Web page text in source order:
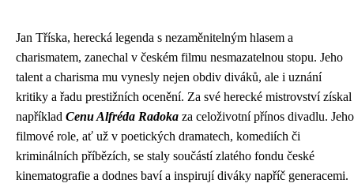
Jan Tříska, herecká legenda s nezaměnitelným hlasem a
charismatem, zanechal v českém filmu nesmazatelnou stopu. Jeho
talent a charisma mu vynesly nejen obdiv diváků, ale i uznání
kritiky a řadu prestižních ocenění. Za své herecké mistrovství získal
například Cenu Alfréda Radoka za celoživotní přínos divadlu. Jeho
filmové role, ať už v poetických dramatech, komediích či
kriminálních příbězích, se staly součástí zlatého fondu české
kinematografie a dodnes baví a inspirují diváky napříč generacemi.